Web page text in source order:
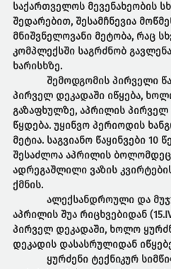
საქართველოს მევენახეობის
შედარებით, შესამჩნევია
მნიშვნელოვანი მეტობა, რაც
კომპლექსში საგრძნობ
ხარისხზე.
შემოდგომის პირველი
პირველ დეკადაში იწყება,
გაზაფხულზე, აპრილის პირველ
წყდება. უყინვო პერიოდის
მეტია. საგვიანო წაყინვები
შესაძლოა აპრილის
ადრეგაშლილი ვაზის
ქმნის.
ალექსანდროული და
აპრილის შუა რიცხვებიდან
პირველ დეკადაში, ხოლო
დეკადის დასასრულიდან
ყურძენი ტექნიკურ